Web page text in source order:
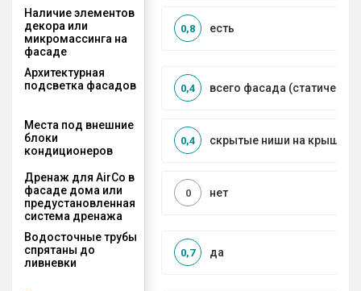
Наличие элементов
декора или
микромассинга на
фасаде
есть
0,8
Архитектурная
подсветка фасадов
всего фасада
0,4
Места под внешние
блоки
кондиционеров
скрытые ниши на крыше,
0,4
Дренаж для AirCo в
фасаде дома или
предустановленная
система дренажа
нет
0
Водосточные трубы
спрятаны до
ливневки
да
0,7